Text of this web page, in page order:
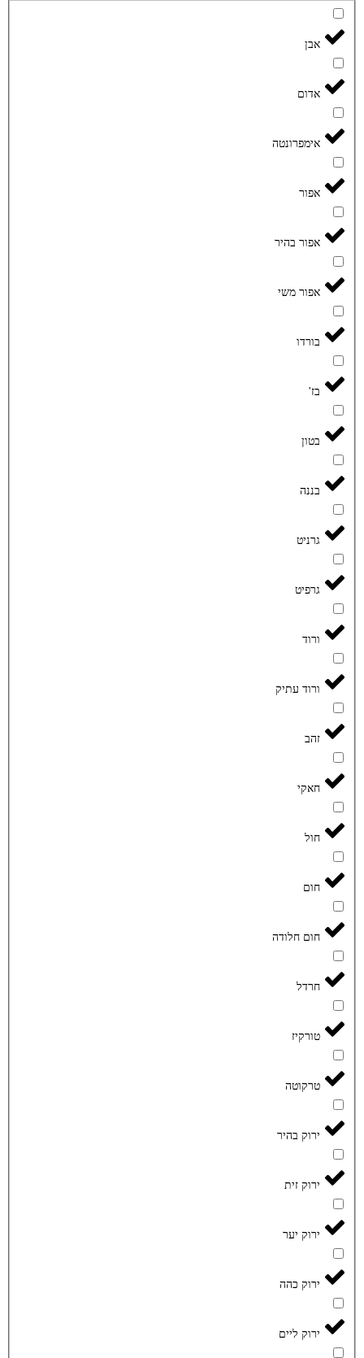
אבן
אדום
אימפרונטה
אפור
אפור בהיר
אפור משי
בורדו
בז'
בטון
בננה
גרניט
גרפיט
ורוד
ורוד עתיק
זהב
חאקי
חול
חום
חום חלודה
חרדל
טורקיז
טרקוטה
ירוק בהיר
ירוק זית
ירוק יער
ירוק כהה
ירוק ליים